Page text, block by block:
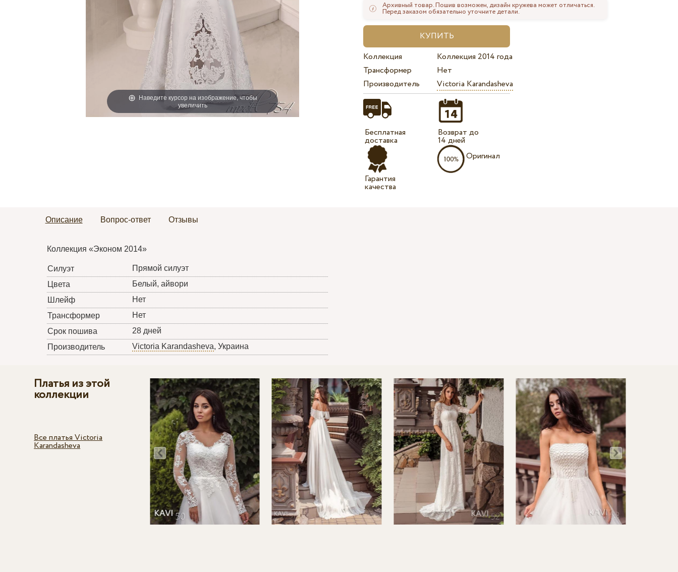
Наведите курсор на изображение, чтобы
увеличить
Архивный товар. Пошив возможен, дизайн кружева может отличаться.
Перед заказом обязательно уточните детали.
Коллекция
Коллекция 2014 года
Трансформер
Нет
Производитель
Victoria Karandasheva
Бесплатная
доставка
Гарантия
качества
Возврат до
14 дней
Оригинал
Описание Вопрос-ответ Отзывы
Коллекция «Эконом 2014»
Силуэт
Прямой силуэт
Цвета
Белый, айвори
Шлейф
Нет
Трансформер
Нет
Срок пошива
28 дней
Производитель
Victoria Karandasheva, Украина
Платья из этой
коллекции
Все платья Victoria
Karandasheva